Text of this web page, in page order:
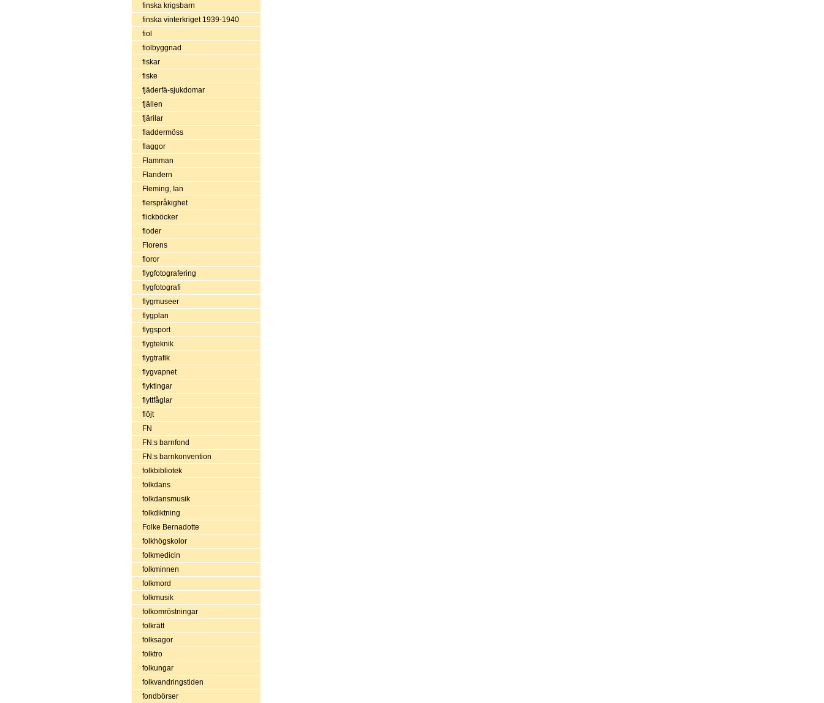
finska krigsbarn
finska vinterkriget 1939-1940
fiol
fiolbyggnad
fiskar
fiske
fjäderfä-sjukdomar
fjällen
fjärilar
fladdermöss
flaggor
Flamman
Flandern
Fleming, Ian
flerspråkighet
flickböcker
floder
Florens
floror
flygfotografering
flygfotografi
flygmuseer
flygplan
flygsport
flygteknik
flygtrafik
flygvapnet
flyktingar
flyttfåglar
flöjt
FN
FN:s barnfond
FN:s barnkonvention
folkbibliotek
folkdans
folkdansmusik
folkdiktning
Folke Bernadotte
folkhögskolor
folkmedicin
folkminnen
folkmord
folkmusik
folkomröstningar
folkrätt
folksagor
folktro
folkungar
folkvandringstiden
fondbörser